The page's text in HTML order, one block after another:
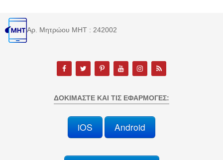
Αρ. Μητρώου MHT : 242002
ΔΟΚΙΜΆΣΤΕ ΚΑΙ ΤΙΣ ΕΦΑΡΜΟΓΈΣ:
iOS Android